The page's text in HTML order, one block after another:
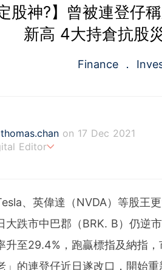
股神?】曾被連登仔
新高 4大持倉抗股
Finance
thomas.chan on 17 Dec 2021
Editor
、英偉達（NVDA）等股王
大跌市中巴郡（BRK. B）仍逆
升至29.4%，跑贏標指及納指
」的連登仔近日遂改口，開始